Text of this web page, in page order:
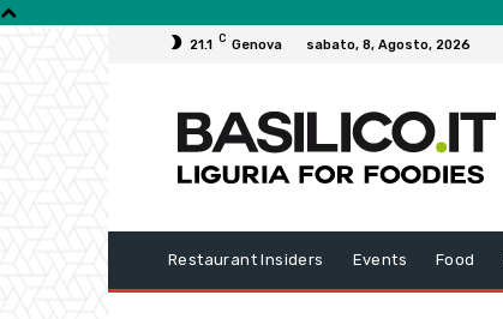
21.1 C Genova sabato, 8, Agosto, 2026
Restaurant Insiders Events Food